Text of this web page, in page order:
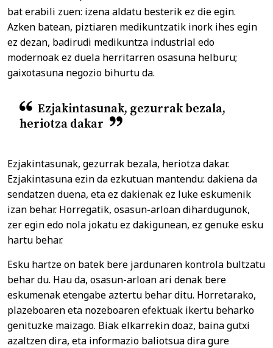
bat erabili zuen: izena aldatu besterik ez die egin.
Azken batean, piztiaren medikuntzatik inork ihes egin
ez dezan, badirudi medikuntza industrial edo
modernoak ez duela herritarren osasuna helburu;
gaixotasuna negozio bihurtu da.
Ezjakintasunak, gezurrak bezala,
heriotza dakar
Ezjakintasunak, gezurrak bezala, heriotza dakar.
Ezjakintasuna ezin da ezkutuan mantendu: dakiena da
sendatzen duena, eta ez dakienak ez luke eskumenik
izan behar. Horregatik, osasun-arloan dihardugunok,
zer egin edo nola jokatu ez dakigunean, ez genuke esku
hartu behar.
Esku hartze on batek bere jardunaren kontrola bultzatu
behar du. Hau da, osasun-arloan ari denak bere
eskumenak etengabe aztertu behar ditu. Horretarako,
plazeboaren eta nozeboaren efektuak ikertu beharko
genituzke maizago. Biak elkarrekin doaz, baina gutxi
azaltzen dira, eta informazio baliotsua dira gure